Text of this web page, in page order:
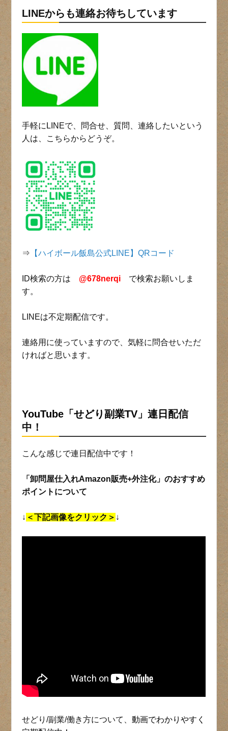
LINEからも連絡お待ちしています
手軽にLINEで、問合せ、質問、連絡したいという
人は、こちらからどうぞ。
⇒ 【ハイボール飯島公式LINE】QRコード
ID検索の方は @678nerqi
で検索お願いしま
す。
LINEは不定期配信です。
連絡用に使っていますので、気軽に問合せいただ
ければと思います。
YouTube「せどり副業TV」連日 配信
中！
こんな感じで連日配信中です！
「卸問屋仕入れAmazon販売+外注化」のおすすめ
ポイントについて
↓ ＜下記画像をクリック＞ ↓
せどり/副業/働き方について、動画でわかりやすく